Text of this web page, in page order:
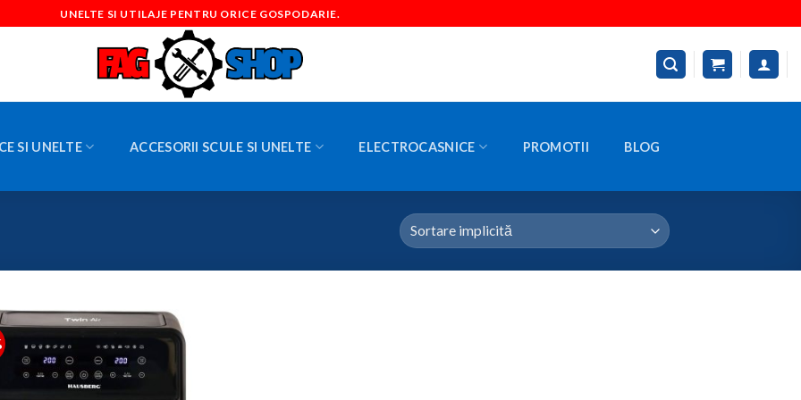
UNELTE SI UTILAJE PENTRU ORICE GOSPODARIE.
SI UNELTE ACCESORII SCULE SI UNELTE ELECTROCASNICE PROMOTII BLOG